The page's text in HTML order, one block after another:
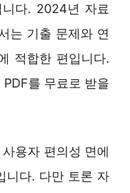
다. 2024년 자료
는 기출 문제와 연
적합한 편입니다.
를 무료로 받을
용자 편의성 면에
니다. 다만 토론 자